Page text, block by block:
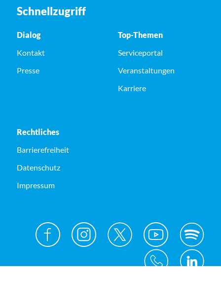
Schnellzugriff
Dialog
Kontakt
Presse
Top-Themen
Serviceportal
Veranstaltungen
Karriere
Rechtliches
Barrierefreiheit
Datenschutz
Impressum